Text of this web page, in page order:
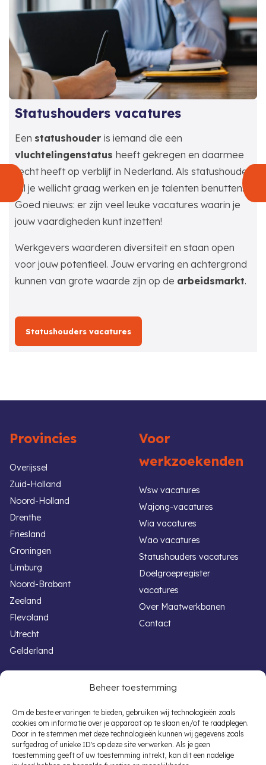
Beheer toestemming
Om de beste ervaringen te bieden, gebruiken wij technologieën zoals
cookies om informatie over je apparaat op te slaan en/of te raadplegen.
Door in te stemmen met deze technologieën kunnen wij gegevens zoals
surfgedrag of unieke ID's op deze site verwerken. Als je geen
toestemming geeft of uw toestemming intrekt, kan dit een nadelige
Statushouders vacatures
Een statushouderis iemand die een
vluchtelingenstatusheeft gekregen en daarmee
recht heeft op verblijf in Nederland. Als statushouder
wil je wellicht graag werken en je talenten benutten.
Goed nieuws: er zijn veel leuke vacatures waarin je
jouw vaardigheden kunt inzetten!
Werkgevers waarderen diversiteit en staan open
voor jouw potentieel. Jouw ervaring en achtergrond
kunnen van grote waarde zijn op de arbeidsmarkt.
Statushouders vacatures
Provincies
Overijssel
Zuid-Holland
Noord-Holland
Drenthe
Friesland
Groningen
Limburg
Noord-Brabant
Zeeland
Flevoland
Utrecht
Gelderland
Voor
werkzoekenden
Wsw vacatures
Wajong-vacatures
Wia vacatures
Wao vacatures
Statushouders vacatures
Doelgroepregister
vacatures
Over Maatwerkbanen
Contact
Handige links
Werken met een beperking
Overheid vacatures
Autisme vacatures
Banenafspraak Vacatures
Voor werkgevers
Banenafspraak
Participatiewet
Subsidieregelingen
Vacaturematching